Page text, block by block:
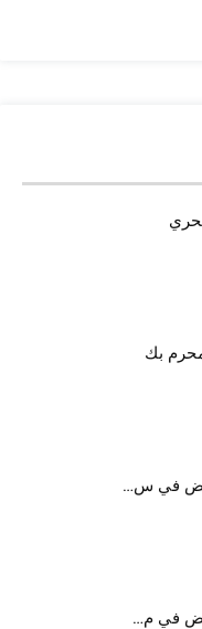
بك
في س…
في م…